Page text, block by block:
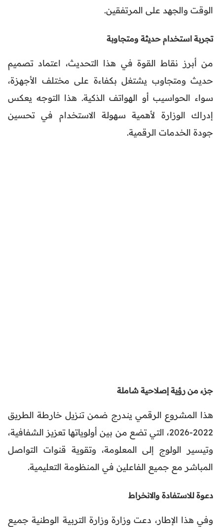
الوقت والجهد على المرتفقين.
تجربة استخدام حديثة ومتجاوبة
من أبرز نقاط القوة في هذا التحديث، اعتماد تصميم
حديث ومتجاوب يشتغل بكفاءة على مختلف الأجهزة،
سواء الحواسيب أو الهواتف الذكية. هذا التوجه يعكس
إدراك الوزارة لأهمية سهولة الاستخدام في تحسين
جودة الخدمات الرقمية.
جزء من رؤية إصلاحية شاملة
هذا المشروع الرقمي يندرج ضمن تنزيل خارطة الطريق
2022-2026، التي تضع من بين أولوياتها تعزيز الشفافية،
وتيسير الولوج إلى المعلومة، وتقوية قنوات التواصل
المباشر مع جميع الفاعلين في المنظومة التعليمية.
دعوة للاستفادة والانخراط
وفي هذا الإطار، دعت وزارة وزارة التربية الوطنية جميع